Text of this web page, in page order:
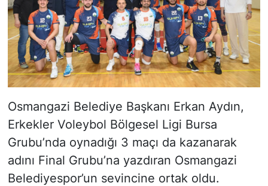
Osmangazi Belediye Başkanı Erkan Aydın,
Erkekler Voleybol Bölgesel Ligi Bursa
Grubu’nda oynadığı 3 maçı da kazanarak
adını Final Grubu’na yazdıran Osmangazi
Belediyespor’un sevincine ortak oldu.